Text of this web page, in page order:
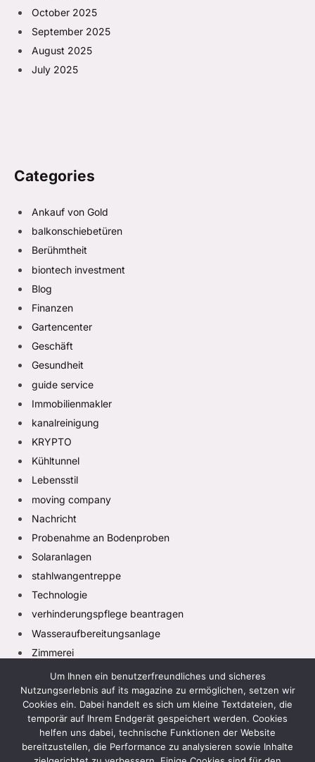
October 2025
September 2025
August 2025
July 2025
Categories
Ankauf von Gold
balkonschiebetüren
Berühmtheit
biontech investment
Blog
Finanzen
Gartencenter
Geschäft
Gesundheit
guide service
Immobilienmakler
kanalreinigung
KRYPTO
Kühltunnel
Lebensstil
moving company
Nachricht
Probenahme an Bodenproben
Solaranlagen
stahlwangentreppe
Technologie
verhinderungspflege beantragen
Wasseraufbereitungsanlage
Zimmerei
Um Ihnen ein benutzerfreundliches und sicheres
Nutzungserlebnis auf its magazine zu ermöglichen, setzen wir
Cookies ein. Dabei handelt es sich um kleine Textdateien, die
temporär auf Ihrem Endgerät gespeichert werden. Cookies
helfen uns dabei, technische Funktionen der Website
bereitzustellen, die Performance zu analysieren sowie Inhalte